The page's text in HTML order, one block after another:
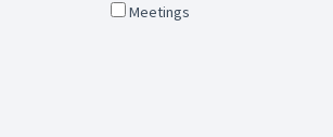
Meetings